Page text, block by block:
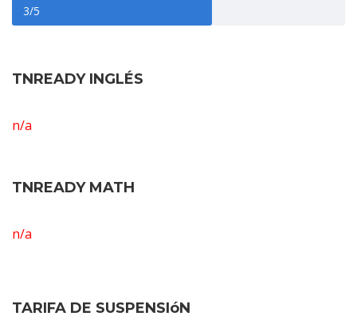
3/5
TNREADY INGLÉS
n/a
TNREADY MATH
n/a
TARIFA DE SUSPENSIóN